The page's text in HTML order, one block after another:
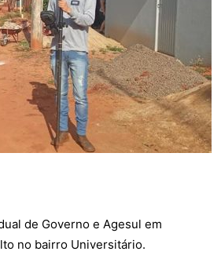
de Governo e Agesul em
no bairro Universitário.